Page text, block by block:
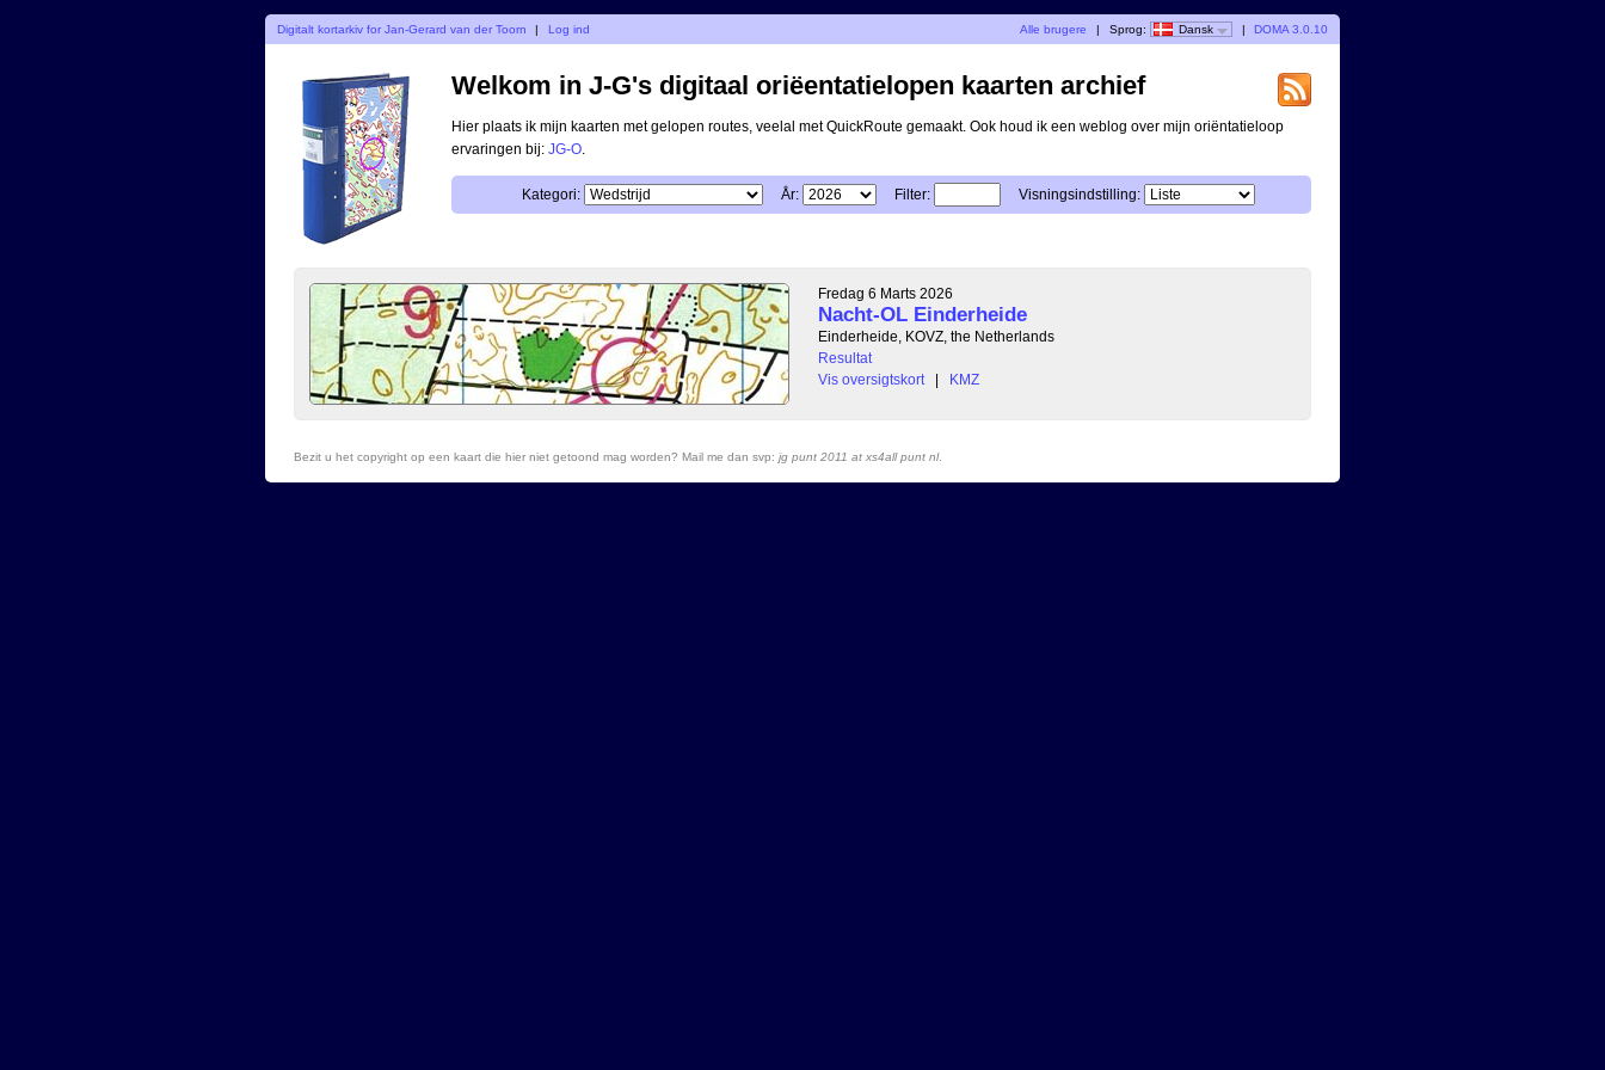
Digitalt kortarkiv for Jan-Gerard van der Toorn | Log ind Alle brugere | Sprog: Dansk | DOMA 3.0.10
Welkom in J-G's digitaal oriëentatielopen kaarten archief
Hier plaats ik mijn kaarten met gelopen routes, veelal met QuickRoute gemaakt. Ook houd ik een weblog over mijn oriëntatieloop
ervaringen bij: JG-O
Kategori: År: Filter: Visningsindstilling:
Fredag 6 Marts 2026
Nacht-OL Einderheide
Einderheide, KOVZ, the Netherlands
Resultat
Vis oversigtskort
| KMZ
Bezit u het copyright op een kaart die hier niet getoond mag worden? Mail me dan svp: jg punt 2011 at xs4all punt nl.